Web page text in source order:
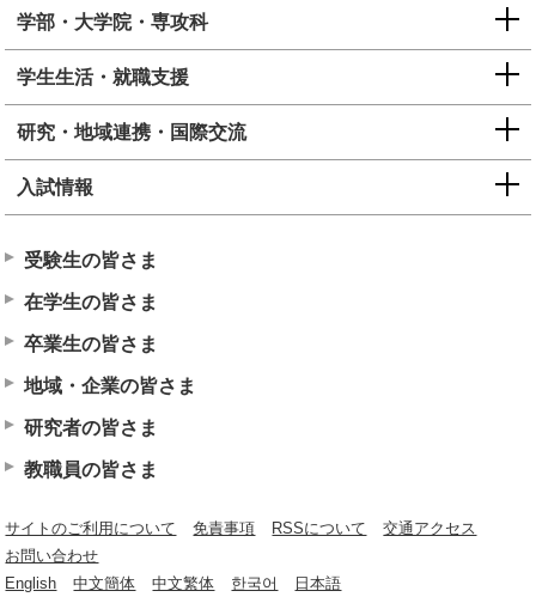
学部・大学院・専攻科
学生生活・就職支援
研究・地域連携・国際交流
入試情報
受験生の皆さま
在学生の皆さま
卒業生の皆さま
地域・企業の皆さま
研究者の皆さま
教職員の皆さま
サイトのご利用について 免責事項 RSSについて
交通アクセス
お問い合わせ
English
中文簡体 中文繁体 한국어 日本語